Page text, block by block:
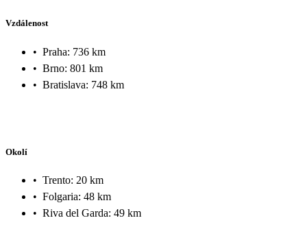
Vzdálenost
• Praha: 736 km
• Brno: 801 km
• Bratislava: 748 km
Okolí
• Trento: 20 km
• Folgaria: 48 km
• Riva del Garda: 49 km